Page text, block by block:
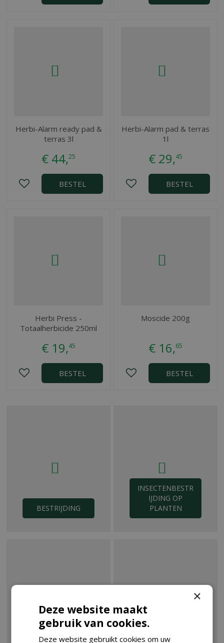
Herbi-Alarm ready pad &
terras 3l
€ 44,25
BESTEL
Herbi-Alarm pad & terras
1l
€ 29,45
BESTEL
Herbi Press -
Totaalherbicide 250ml
€ 19,45
BESTEL
Moscide 200g
€ 16,65
BESTEL
BESTRIJDING
INSECTENBESTR
IJDING OP
PLANTEN
INSECTENBESTR
IJDING IN EN
ROND DE
×
Deze website maakt
gebruik van cookies.
Deze website gebruikt cookies om uw